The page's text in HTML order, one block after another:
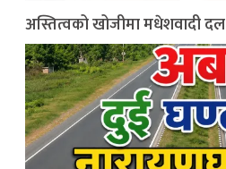
अस्तित्वको खोजीमा मधेशवादी दल